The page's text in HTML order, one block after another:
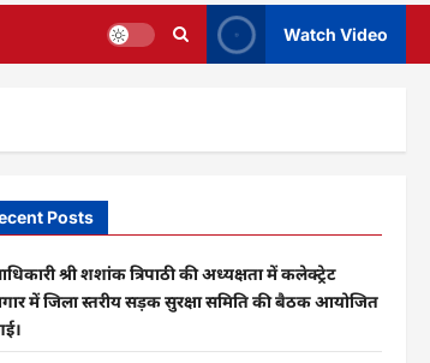
Watch Video
Posts
श्री शशांक त्रिपाठी की अध्यक्षता में कलेक्ट्रेट
में जिला स्तरीय सड़क सुरक्षा समिति की बैठक आयोजित